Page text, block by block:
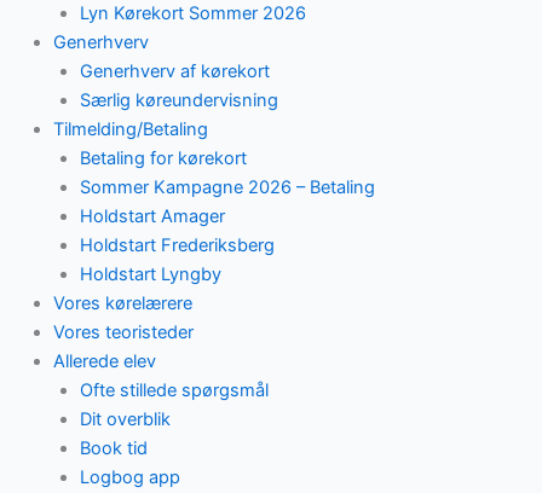
Lyn Kørekort Sommer 2026
Generhverv
Generhverv af kørekort
Særlig køreundervisning
Tilmelding/Betaling
Betaling for kørekort
Sommer Kampagne 2026 – Betaling
Holdstart Amager
Holdstart Frederiksberg
Holdstart Lyngby
Vores kørelærere
Vores teoristeder
Allerede elev
Ofte stillede spørgsmål
Dit overblik
Book tid
Logbog app